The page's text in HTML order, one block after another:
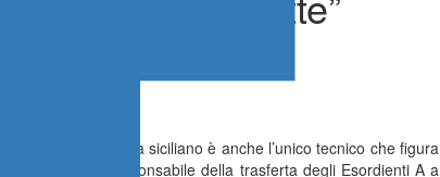
del panorama siciliano è anche l’unico tecnico che figura
scorso anno responsabile della trasferta degli Esordienti A a